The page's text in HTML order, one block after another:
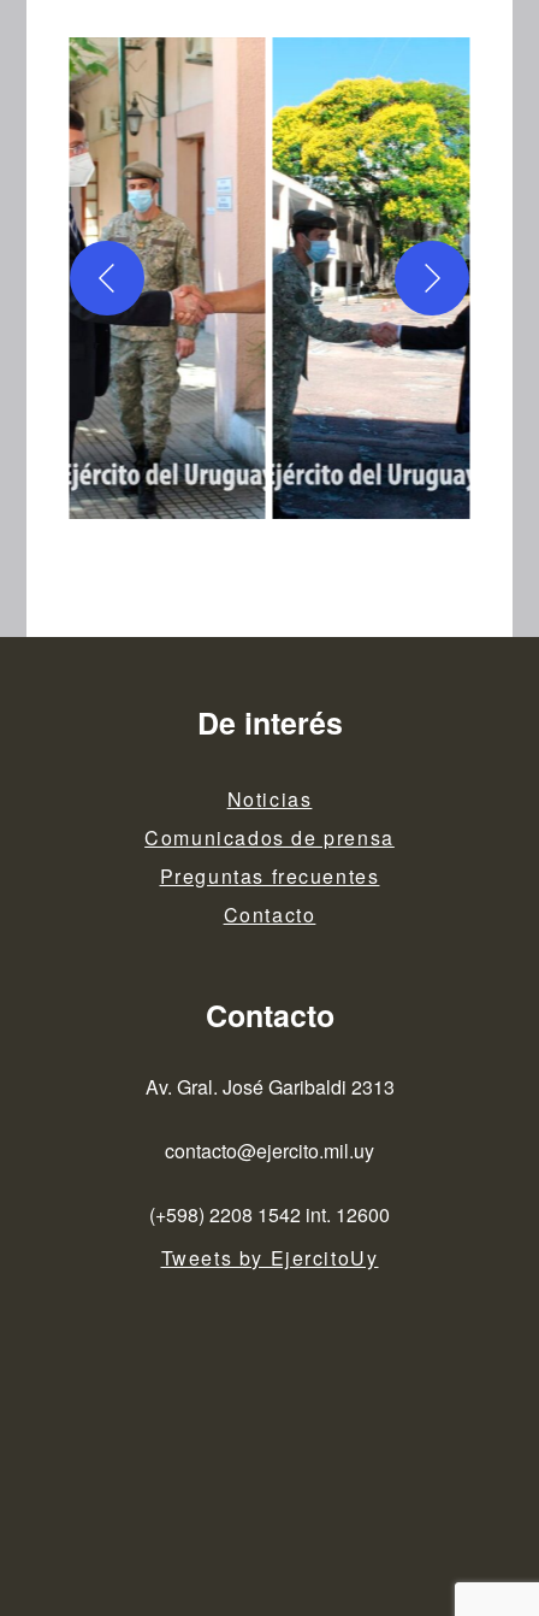
De interés
Noticias
Comunicados de prensa
Preguntas frecuentes
Contacto
Contacto
Av. Gral. José Garibaldi 2313
contacto@ejercito.mil.uy
(+598) 2208 1542 int. 12600
Tweets by EjercitoUy